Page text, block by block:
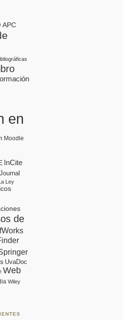
APC
en
Moodle
InCite
Journal
Ley
de
UvaDoc
Web
Wiley